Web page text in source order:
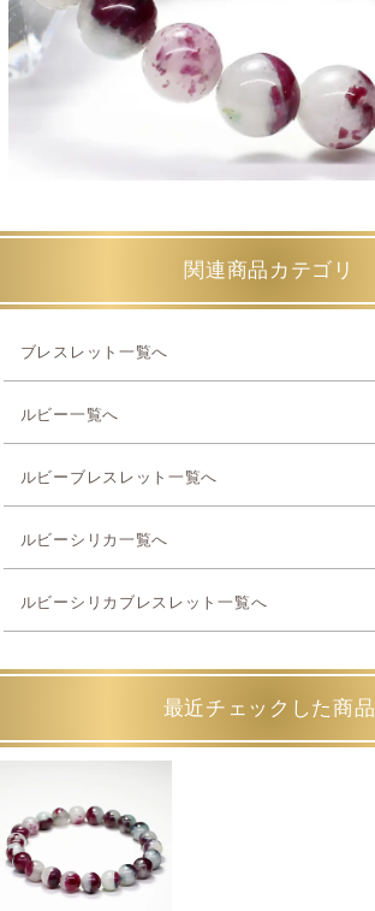
関連商品カテゴリ
ブレスレット一覧へ
ルビー一覧へ
ルビーブレスレット一覧へ
ルビーシリカ一覧へ
ルビーシリカブレスレット一覧へ
最近チェックした商品